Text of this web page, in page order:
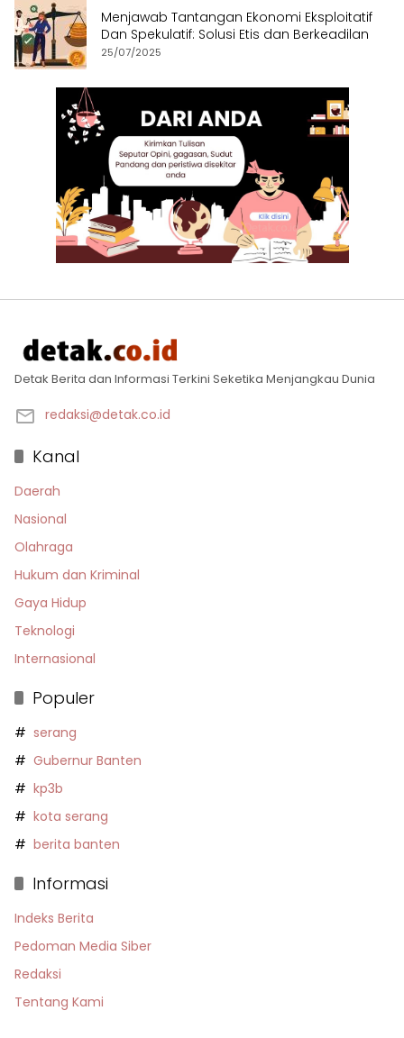
Menjawab Tantangan Ekonomi Eksploitatif
Dan Spekulatif: Solusi Etis dan Berkeadilan
25/07/2025
Detak Berita dan Informasi Terkini Seketika Menjangkau Dunia
redaksi@detak.co.id
Kanal
Daerah
Nasional
Olahraga
Hukum dan Kriminal
Gaya Hidup
Teknologi
Internasional
Populer
serang
Gubernur Banten
kp3b
kota serang
berita banten
Informasi
Indeks Berita
Pedoman Media Siber
Redaksi
Tentang Kami